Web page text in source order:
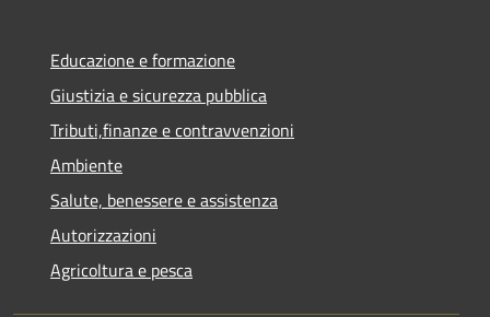
Educazione e formazione
Giustizia e sicurezza pubblica
Tributi,finanze e contravvenzioni
Ambiente
Salute, benessere e assistenza
Autorizzazioni
Agricoltura e pesca